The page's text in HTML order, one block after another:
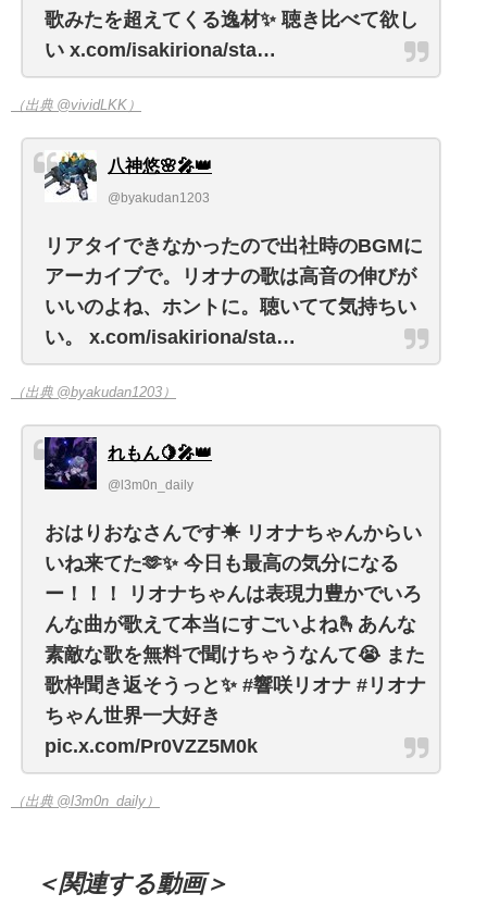
歌みたを超えてくる逸材✨ 聴き比べて欲し
い x.com/isakiriona/sta…
（出典 @vividLKK）
八神悠🌸🎤👑
@byakudan1203
リアタイできなかったので出社時のBGMに
アーカイブで。リオナの歌は高音の伸びが
いいのよね、ホントに。聴いてて気持ちい
い。 x.com/isakiriona/sta…
（出典 @byakudan1203）
れもん🍋🎤︎︎👑
@l3m0n_daily
おはりおなさんです☀ リオナちゃんからい
いね来てた🫶✨ 今日も最高の気分になる
ー！！！ リオナちゃんは表現力豊かでいろ
んな曲が歌えて本当にすごいよね🫰あんな
素敵な歌を無料で聞けちゃうなんて😭 また
歌枠聞き返そうっと✨ #響咲リオナ #リオナ
ちゃん世界一大好き
pic.x.com/Pr0VZZ5M0k
（出典 @l3m0n_daily）
＜関連する動画＞